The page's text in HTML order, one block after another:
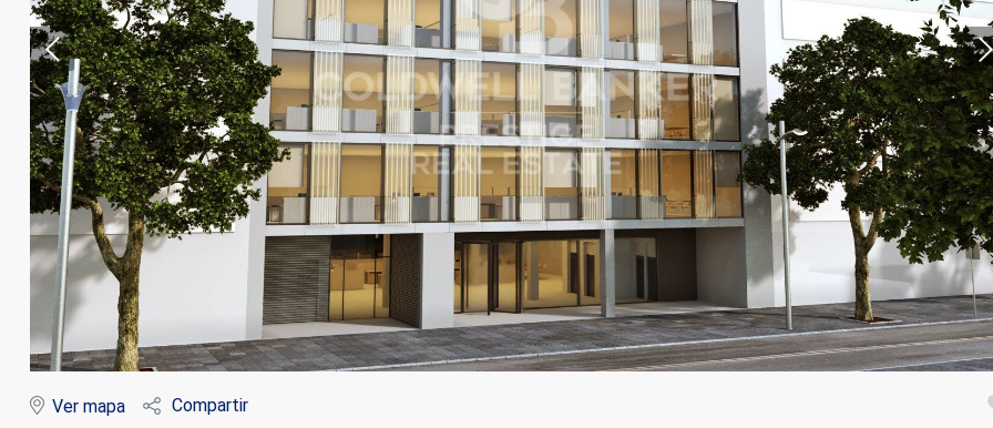
Ver mapa Compartir
Modificar cookies
Técnicas y funcionales
Este sitio web utiliza Cookies propias para recopilar información con la
mejorar nuestros servicios. Si continua navegando, supone la aceptación de la
instalación de las mismas. El usuario tiene la posibilidad de configurar su
pudiendo, si así lo desea, impedir que sean instaladas en su disco duro,
deberá tener en cuenta que dicha acción podrá ocasionar dificultades de